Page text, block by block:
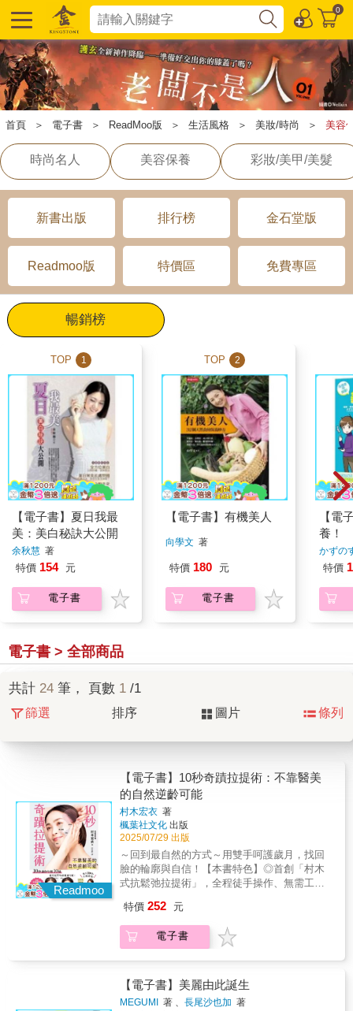
0
首頁 ＞ 電子書 ＞ ReadMoo版 ＞ 生活風格 ＞ 美妝/時尚 ＞ 美容
時尚名人 美容保養 彩妝/美甲/美髮
新書出版 排行榜 金石堂版
Readmoo版 特價區 免費專區
暢銷榜
TOP 1
【電子書】夏日我最
美：美白秘訣大公開
余秋慧 著
特價 154 元
電子書
TOP 2
【電子書】有機美人
向學文 著
特價 180 元
電子書
【電
養！
かずの
特價
電子書 > 全部商品
共計 24 筆， 頁數 1 /1
篩選 排序 圖片 條列
Readmoo
【電子書】10秒奇蹟拉提術：不靠醫美
的自然逆齡可能
村木宏衣 著
楓葉社文化 出版
2025/07/29 出版
～回到最自然的方式～用雙手呵護歲月，找回
臉的輪廓與自信！【本書特色】◎首創「村木
式抗鬆弛拉提術」，全程徒手操作、無需工
對照個案與每日保養建議，強調短時間見效與
長期維持的雙重策略！◎結合解剖結構與肌肉
運作原理，鎖定顳肌、咬肌、頦肌等鬆弛關鍵
角開始下垂、人中拉長，甚至悄悄浮現雙下
巴？這些看似微小的變化，其實不是老化的錯
特價 252 元
電子書
【電子書】美麗由此誕生
MEGUMI 著 、長尾沙也加 著